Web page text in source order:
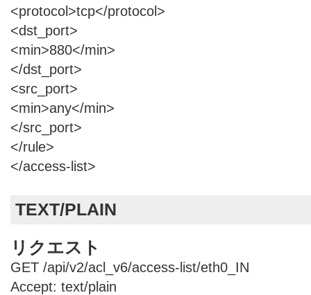
<protocol>tcp</protocol>
<dst_port>
<min>880</min>
</dst_port>
<src_port>
<min>any</min>
</src_port>
</rule>
</access-list>
TEXT/PLAIN
リクエスト
GET /api/v2/acl_v6/access-list/eth0_IN
Accept: text/plain